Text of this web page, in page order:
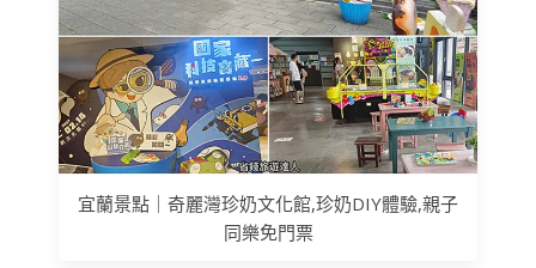
宜蘭景點｜奇麗灣珍奶文化館,珍奶DIY體驗,親子
同樂免門票